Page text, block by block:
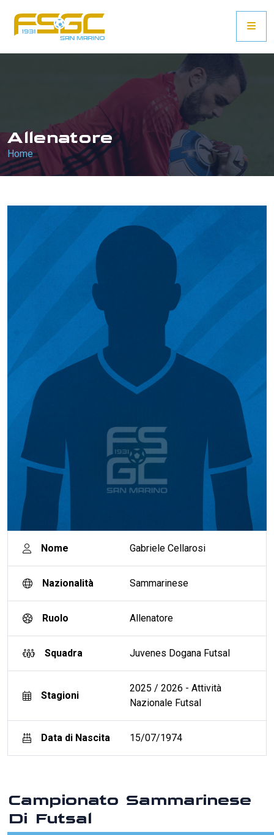
Allenatore
Home
Nome Gabriele Cellarosi
Nazionalità Sammarinese
Ruolo Allenatore
Squadra Juvenes Dogana Futsal
Stagioni
2025 / 2026 - Attività
Nazionale Futsal
Data di Nascita 15/07/1974
Campionato Sammarinese
Di Futsal